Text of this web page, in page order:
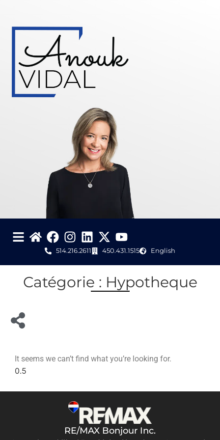
514.216.2611 450.431.1515 English
Catégorie : Hypotheque
It seems we can’t find what you’re looking for.
RE/MAX Bonjour Inc.